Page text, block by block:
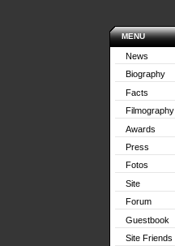
MENU
News
Biography
Facts
Filmography
Awards
Press
Fotos
Site
Forum
Guestbook
Site Friends